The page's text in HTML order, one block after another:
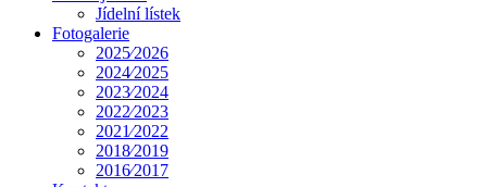
Jídelní lístek
Fotogalerie
2025⁄2026
2024⁄2025
2023⁄2024
2022⁄2023
2021⁄2022
2018⁄2019
2016⁄2017